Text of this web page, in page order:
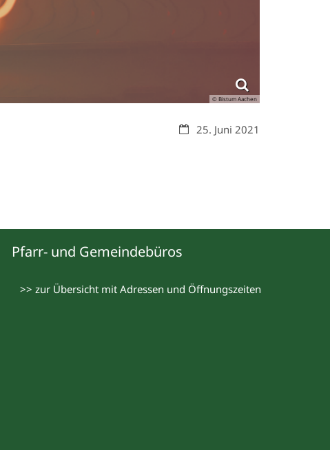
© Bistum Aachen
Datum:25. Juni 2021
Pfarr- und Gemeindebüros
>> zur Übersicht mit Adressen und Öffnungszeiten